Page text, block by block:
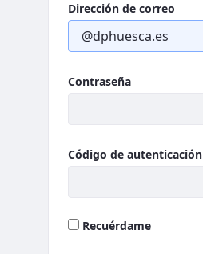
Dirección de correo
Contraseña
Código de autenticación
Recuérdame